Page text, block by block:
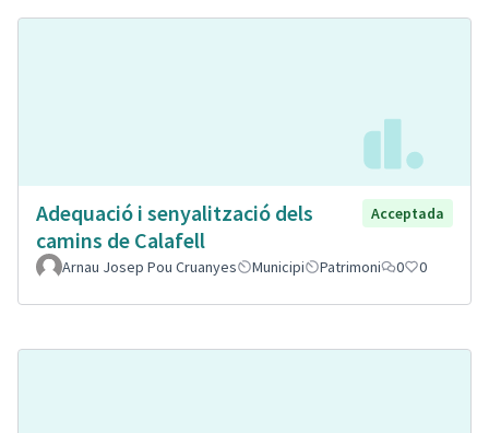
Adequació i senyalització dels
camins de Calafell
Acceptada
Arnau Josep Pou Cruanyes Municipi Patrimoni 0 0